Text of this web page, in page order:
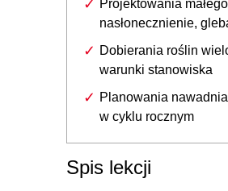
Projektowania
nasłonecznienie,
Dobierania roślin
warunki stanowiska
Planowania
w cyklu rocznym
Spis lekcji